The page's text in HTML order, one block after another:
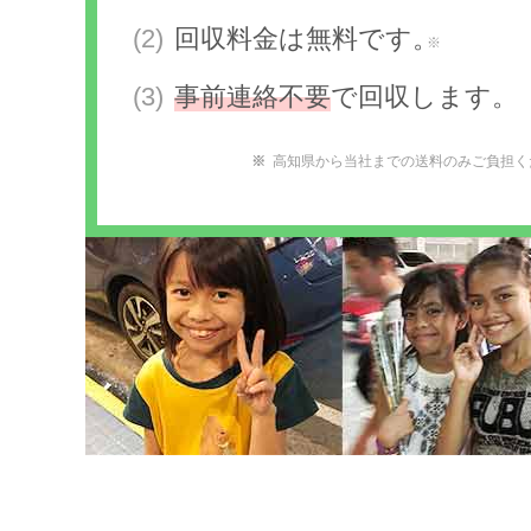
回収料金は無料です。
※
事前連絡不要で回収します。
高知県から当社までの送料のみご負担